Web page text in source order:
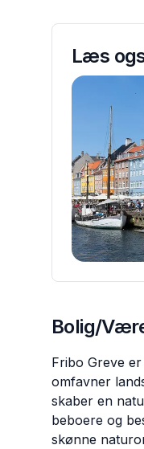
Læs
Bolig/
Fribo Greve
omfavner
skaber en
beboere og
skønne